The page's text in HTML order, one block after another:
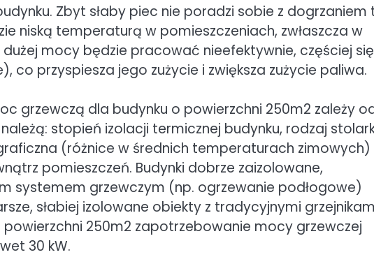
Zbyt słaby piec nie poradzi sobie z dogrzaniem
niską temperaturą w pomieszczeniach, zwłaszcza w
mocy będzie pracować nieefektywnie, częściej się
co przyspiesza jego zużycie i zwiększa zużycie paliwa.
grzewczą dla budynku o powierzchni 250m2 zależy
stopień izolacji termicznej budynku, rodzaj
(różnice w średnich temperaturach zimowych)
pomieszczeń. Budynki dobrze zaizolowane,
systemem grzewczym (np. ogrzewanie podłogowe)
słabiej izolowane obiekty z tradycyjnymi
250m2 zapotrzebowanie mocy grzewczej
30 kW.